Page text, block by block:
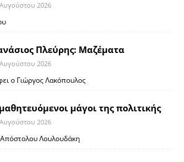
2026
Πλεύρης: Μαζέματα
2026
ο Γιώργος Λακόπουλος
μάγοι της πολιτικής
2026
Λουλουδάκη